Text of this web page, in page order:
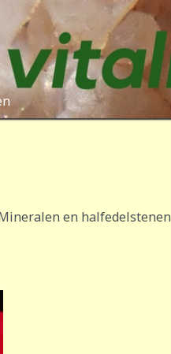
en halfedelstenen